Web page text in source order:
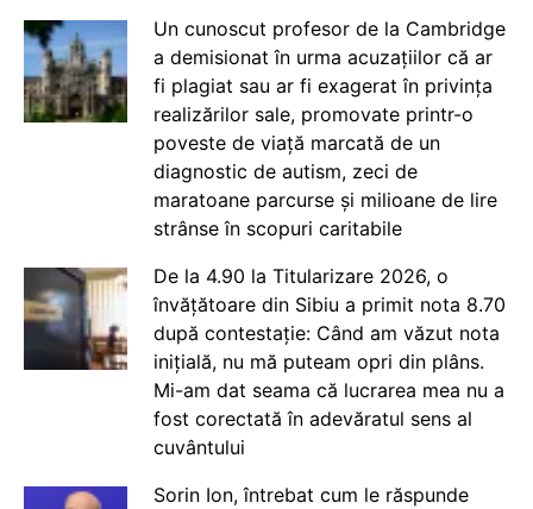
Un cunoscut profesor de la Cambridge
a demisionat în urma acuzațiilor că ar
fi plagiat sau ar fi exagerat în privința
realizărilor sale, promovate printr-o
poveste de viață marcată de un
diagnostic de autism, zeci de
maratoane parcurse și milioane de lire
strânse în scopuri caritabile
De la 4.90 la Titularizare 2026, o
învățătoare din Sibiu a primit nota 8.70
după contestație: Când am văzut nota
inițială, nu mă puteam opri din plâns.
Mi-am dat seama că lucrarea mea nu a
fost corectată în adevăratul sens al
cuvântului
Sorin Ion, întrebat cum le răspunde